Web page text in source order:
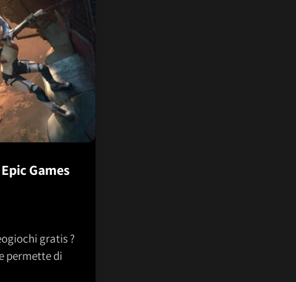
Games
gratis ?
permette di